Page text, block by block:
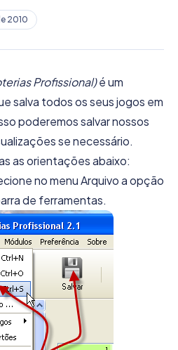
2010
Profissional)é um
salva todos os seus jogos em
poderemos salvar nossos
se necessário.
as orientações abaixo:
no menu Arquivo a opção
de ferramentas.